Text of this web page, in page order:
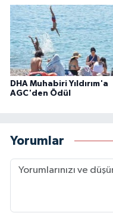
DHA Muhabiri Yıldırım'a
AGC'den Ödül
Yorumlar